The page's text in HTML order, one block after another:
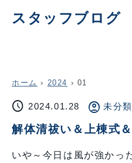
スタッフブログ
ホーム › 2024 › 01
schedule 2024.01.28 account_circle 未分類
解体清祓い＆上棟式
いや～今日は風が強かっ